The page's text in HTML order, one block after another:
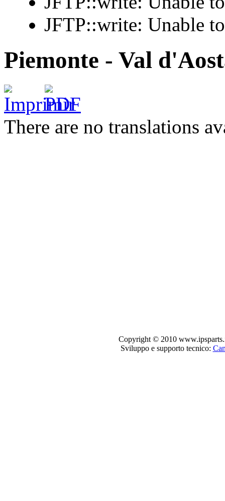
JFTP::write: Unable
Piemonte - Val
There are no translations
Copyright © 2010
Sviluppo e supporto tecnico: